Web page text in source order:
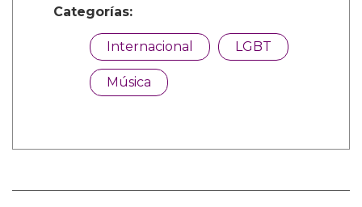
Categorías:
Internacional LGBT
Música